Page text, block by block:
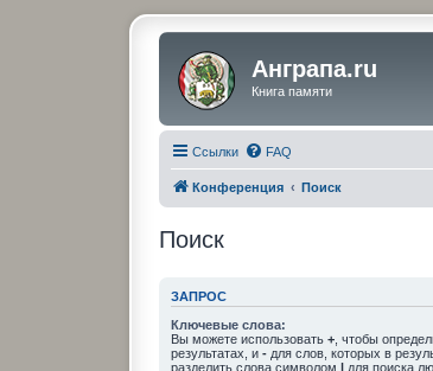
Анграпа.ru
Книга памяти
Ссылки FAQ
Конференция Поиск
Поиск
ЗАПРОС
Ключевые слова:
Вы можете использовать+ , чтобы
результатах, и- для слов, которых в
разделить слова символом| для поиска